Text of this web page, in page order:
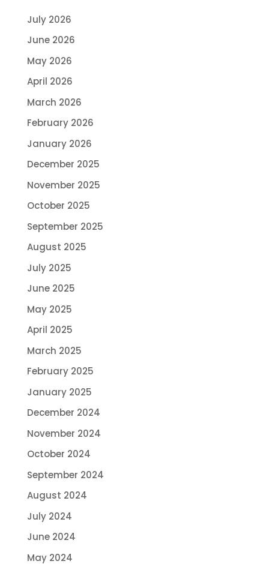
July 2026
June 2026
May 2026
April 2026
March 2026
February 2026
January 2026
December 2025
November 2025
October 2025
September 2025
August 2025
July 2025
June 2025
May 2025
April 2025
March 2025
February 2025
January 2025
December 2024
November 2024
October 2024
September 2024
August 2024
July 2024
June 2024
May 2024